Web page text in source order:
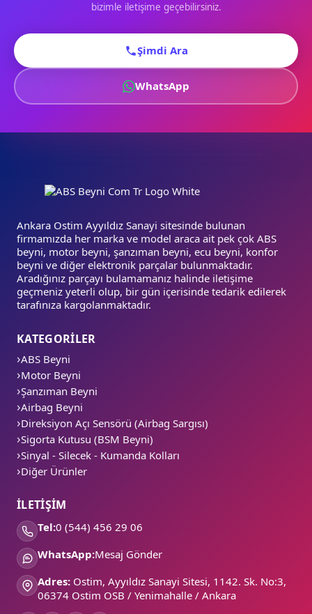
bizimle iletişime geçebilirsiniz.
Şimdi Ara
WhatsApp
Ankara Ostim Ayyıldız Sanayi sitesinde bulunan
firmamızda her marka ve model araca ait pek çok ABS
beyni, motor beyni, şanzıman beyni, ecu beyni, konfor
beyni ve diğer elektronik parçalar bulunmaktadır.
Aradığınız parçayı bulamamanız halinde iletişime
geçmeniz yeterli olup, bir gün içerisinde tedarik edilerek
tarafınıza kargolanmaktadır.
KATEGORİLER
ABS Beyni
Motor Beyni
Şanzıman Beyni
Airbag Beyni
Direksiyon Açı Sensörü (Airbag Sargısı)
Sigorta Kutusu (BSM Beyni)
Sinyal - Silecek - Kumanda Kolları
Diğer Ürünler
İLETİŞİM
Tel:0 (544) 456 29 06
WhatsApp:Mesaj Gönder
Adres: Ostim, Ayyıldız Sanayi Sitesi, 1142. Sk. No:3,
06374 Ostim OSB / Yenimahalle / Ankara